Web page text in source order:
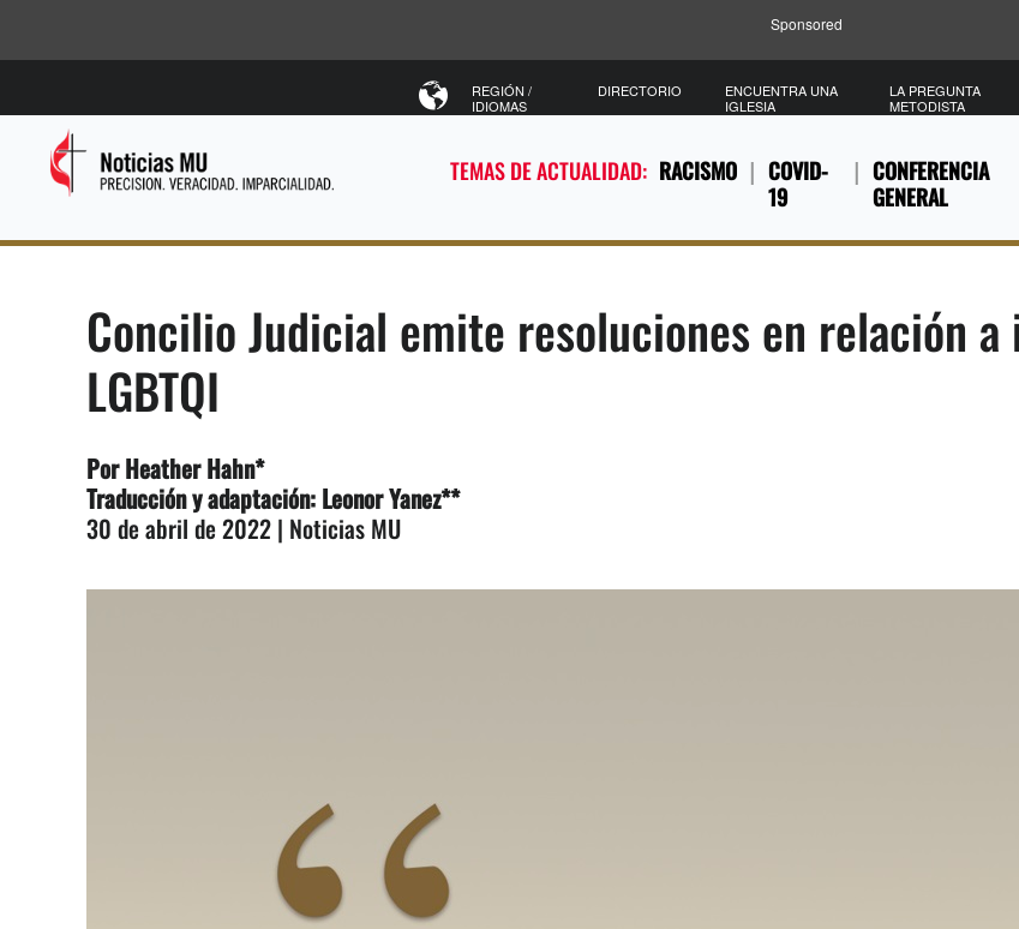
Sponsored
TEMAS DE ACTUALIDAD: RACISMO
COVID-
19
CONFERENCIA
GENERAL
REGIÓN /
IDIOMAS
DIRECTORIO
ENCUENTRA UNA
IGLESIA
LA PREGUNTA
METODISTA
Concilio Judicial emite resoluciones en relación
LGBTQI
Por Heather Hahn*
Traducción y adaptación: Leonor Yanez**
30 de abril de 2022 | Noticias MU